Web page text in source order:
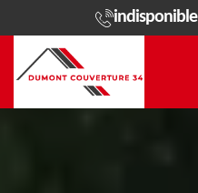
indisponible